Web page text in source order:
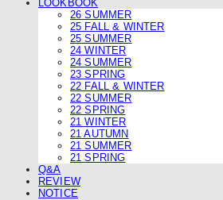
LOOKBOOK
26 SUMMER
25 FALL & WINTER
25 SUMMER
24 WINTER
24 SUMMER
23 SPRING
22 FALL & WINTER
22 SUMMER
22 SPRING
21 WINTER
21 AUTUMN
21 SUMMER
21 SPRING
Q&A
REVIEW
NOTICE